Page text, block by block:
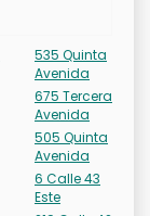
535 Quinta
Avenida
675 Tercera
Avenida
505 Quinta
Avenida
6 Calle 43
Este